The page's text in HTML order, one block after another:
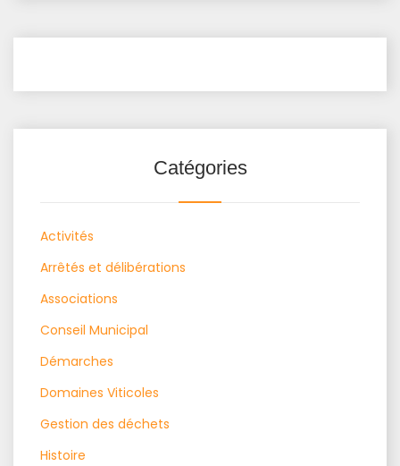
Catégories
Activités
Arrêtés et délibérations
Associations
Conseil Municipal
Démarches
Domaines Viticoles
Gestion des déchets
Histoire